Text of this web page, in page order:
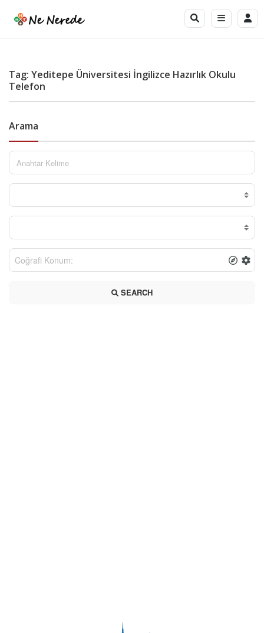
Tag: Yeditepe Üniversitesi İngilizce Hazırlık Okulu
Telefon
Arama
SEARCH